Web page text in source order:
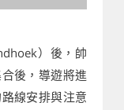
）後，帥
後，導遊將進
線安排與注意